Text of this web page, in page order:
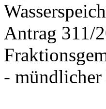
Antrag 311/
-